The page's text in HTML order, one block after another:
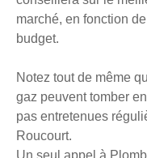
marché, en fonction
budget.
Notez tout de même
gaz peuvent tomber
pas entretenues
Roucourt.
Un seul appel à